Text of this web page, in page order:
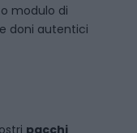
modulo di
doni autentici
pacchi